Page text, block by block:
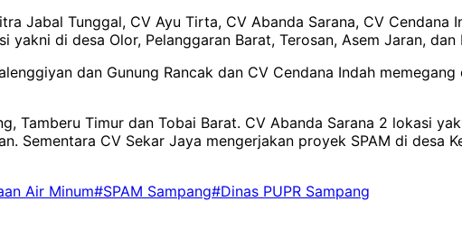
Jabal Tunggal, CV Ayu Tirta, CV Abanda Sarana, CV Cendana
di desa Olor, Pelanggaran Barat, Terosan, Asem Jaran, dan
dan Gunung Rancak dan CV Cendana Indah
Tamberu Timur dan Tobai Barat. CV Abanda Sarana 2 lokasi
Sementara CV Sekar Jaya mengerjakan proyek SPAM di desa
Air Minum#SPAM Sampang#Dinas PUPR Sampang